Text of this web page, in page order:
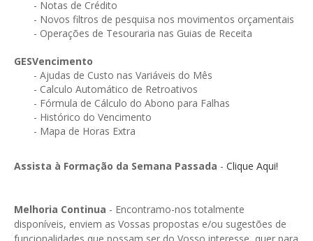
GESViaturasAbandonadas
- Notas de Crédito
- Novos filtros de pesquisa nos movimentos orçamentais
- Operações de Tesouraria nas Guias de Receita
GESVencimento
- Ajudas de Custo nas Variáveis do Mês
- Calculo Automático de Retroativos
- Fórmula de Cálculo do Abono para Falhas
- Histórico do Vencimento
- Mapa de Horas Extra
Assista à Formação da Semana Passada - Clique Aqui!
Melhoria Continua - Encontramo-nos totalmente
disponíveis, enviem as Vossas propostas e/ou sugestões de
funcionalidades que possam ser do Vosso interesse, quer para